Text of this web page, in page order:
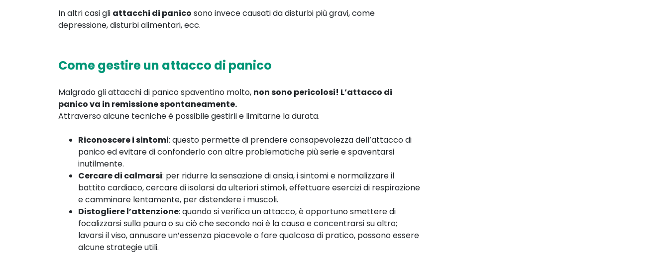
In altri casi gli attacchi di panico sono invece causati da disturbi più gravi, come
depressione, disturbi alimentari, ecc.
Come gestire un attacco di panico
Malgrado gli attacchi di panico spaventino molto, non sono pericolosi! L’attacco di
panico va in remissione spontaneamente.
Attraverso alcune tecniche è possibile gestirli e limitarne la durata.
Riconoscere i sintomi: questo permette di prendere consapevolezza dell’attacco di
panico ed evitare di confonderlo con altre problematiche più serie e spaventarsi
inutilmente.
Cercare di calmarsi: per ridurre la sensazione di ansia, i sintomi e normalizzare il
battito cardiaco, cercare di isolarsi da ulteriori stimoli, effettuare esercizi di respirazione
e camminare lentamente, per distendere i muscoli.
Distogliere l’attenzione: quando si verifica un attacco, è opportuno smettere di
focalizzarsi sulla paura o su ciò che secondo noi è la causa e concentrarsi su altro;
lavarsi il viso, annusare un’essenza piacevole o fare qualcosa di pratico, possono essere
alcune strategie utili.